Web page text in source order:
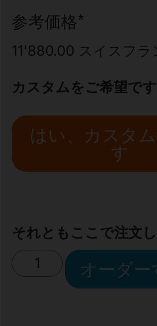
参考価格*
11'880.00 スイスフラ
カスタムをご希望で
はい、カスタ
す
それともここで注文
オーダー